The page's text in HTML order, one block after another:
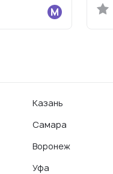
Казань
Самара
Воронеж
Уфа